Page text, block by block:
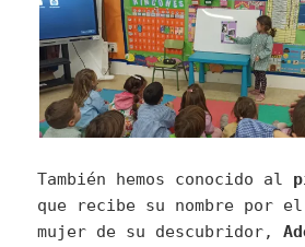
También hemos conocido al
que recibe su nombre por
mujer de su descubridor,